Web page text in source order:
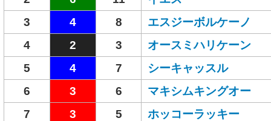
3
4 8 エスジーボルケーノ
4
2 3 オースミハリケーン
5
4 7 シーキャッスル
6
3 6 マキシムキングオー
7
3 5 ホッコーラッキー